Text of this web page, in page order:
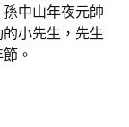
中山年夜元帥
小先生，先生
。